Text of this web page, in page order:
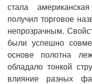
стала
получил торговое
непрозрачным.
были успешно
основе полотна
обладало тонкой
влияние разных